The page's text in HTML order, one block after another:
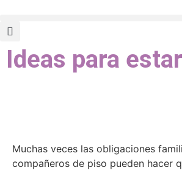
Ideas para
Muchas veces las obligaciones
compañeros de piso pueden hacer